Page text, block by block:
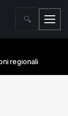
🔍
regionali